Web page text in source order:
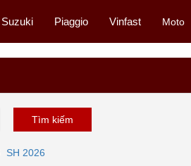
Suzuki Piaggio Vinfast Moto
SH 2026